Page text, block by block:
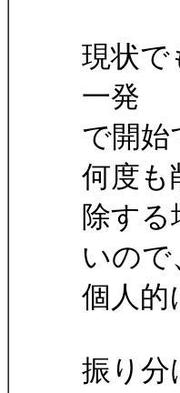
現状で
一発
で開始
何度も
除す
いので
個人
振り分